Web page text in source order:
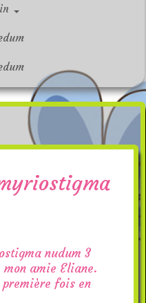
nudum 3
mon amie Eliane.
fois en